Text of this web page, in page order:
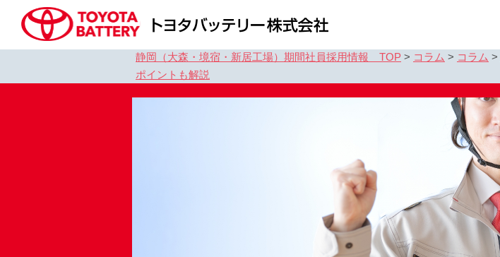
静岡（大森・境宿・新居工場）期間社員採用情報 TOP > コラム > コラム >
ポイントも解説